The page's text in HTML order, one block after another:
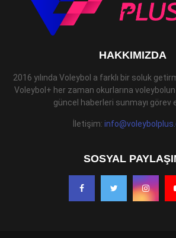
HAKKIMIZDA
2016 yılında Voleybol a farklı bir soluk
Voleybol+ her zaman okurlarına
güncel haberleri sunmayı görev
İletişim:
SOSYAL